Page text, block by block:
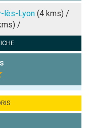
:lès-Lyon(4 kms) /
/